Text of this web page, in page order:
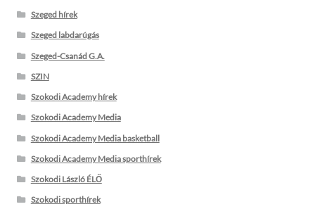
Szeged hírek
Szeged labdarúgás
Szeged-Csanád G.A.
SZIN
Szokodi Academy hírek
Szokodi Academy Media
Szokodi Academy Media basketball
Szokodi Academy Media sporthírek
Szokodi László ÉLŐ
Szokodi sporthírek